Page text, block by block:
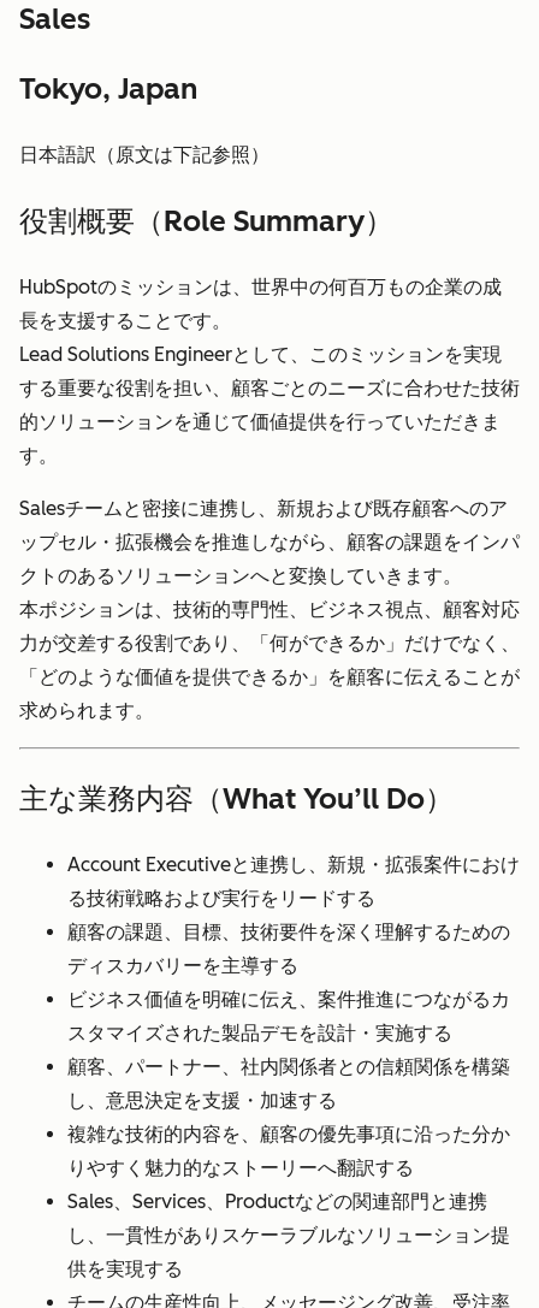
Sales
Tokyo, Japan
日本語訳（原文は下記参照）
役割概要（Role Summary）
HubSpotのミッションは、世界中の何百万もの企業の成
長を支援することです。
Lead Solutions Engineerとして、このミッションを実現
する重要な役割を担い、顧客ごとのニーズに合わせた技術
的ソリューションを通じて価値提供を行っていただきま
す。
Salesチームと密接に連携し、新規および既存顧客へのア
ップセル・拡張機会を推進しながら、顧客の課題をインパ
クトのあるソリューションへと変換していきます。
本ポジションは、技術的専門性、ビジネス視点、顧客対応
力が交差する役割であり、「何ができるか」だけでなく、
「どのような価値を提供できるか」を顧客に伝えることが
求められます。
主な業務内容（What You’ll Do）
Account Executiveと連携し、新規・拡張案件におけ
る技術戦略および実行をリードする
顧客の課題、目標、技術要件を深く理解するための
ディスカバリーを主導する
ビジネス価値を明確に伝え、案件推進につながるカ
スタマイズされた製品デモを設計・実施する
顧客、パートナー、社内関係者との信頼関係を構築
し、意思決定を支援・加速する
複雑な技術的内容を、顧客の優先事項に沿った分か
りやすく魅力的なストーリーへ翻訳する
Sales、Services、Productなどの関連部門と連携
し、一貫性がありスケーラブルなソリューション提
供を実現する
チームの生産性向上、メッセージング改善、受注率